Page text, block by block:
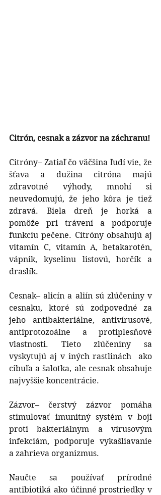
Citrón, cesnak a zázvor na záchranu!
Citróny– Zatiaľ čo väčšina ľudí vie, že
šťava a dužina citróna majú
zdravotné výhody, mnohí si
neuvedomujú, že jeho kôra je tiež
zdravá. Biela dreň je horká a
pomôže pri trávení a podporuje
funkciu pečene. Citróny obsahujú aj
vitamín C, vitamín A, betakarotén,
vápnik, kyselinu listovú, horčík a
draslík.
Cesnak– alicín a aliín sú zlúčeniny v
cesnaku, ktoré sú zodpovedné za
jeho antibakteriálne, antivírusové,
antiprotozoálne a protiplesňové
vlastnosti. Tieto zlúčeniny sa
vyskytujú aj v iných rastlinách  ako
cibuľa a šalotka, ale cesnak obsahuje
najvyššie koncentrácie.
Zázvor– čerstvý zázvor pomáha
stimulovať imunitný systém v boji
proti bakteriálnym a vírusovým
infekciám, podporuje vykašliavanie
a zahrieva organizmus.
Naučte sa používať prírodné
antibiotiká ako účinné prostriedky v